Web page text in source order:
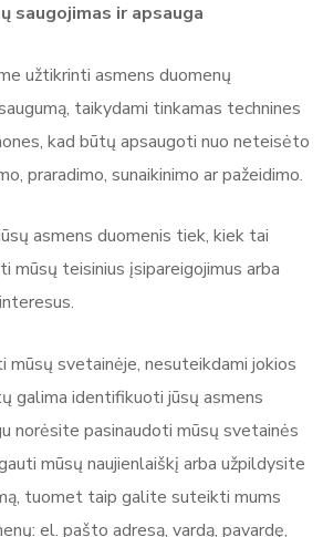
saugojimas ir apsauga
užtikrinti asmens duomenų
taikydami tinkamas technines
kad būtų apsaugoti nuo neteisėto
praradimo, sunaikinimo ar pažeidimo.
asmens duomenis tiek, kiek tai
mūsų teisinius įsipareigojimus arba
mūsų svetainėje, nesuteikdami jokios
galima identifikuoti jūsų asmens
norėsite pasinaudoti mūsų svetainės
mūsų naujienlaiškį arba užpildysite
tuomet taip galite suteikti mums
el. pašto adresą, vardą, pavardę,